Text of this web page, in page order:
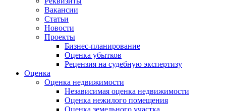
Вакансии
Статьи
Новости
Проекты
Бизнес-планирование
Оценка убытков
Рецензия на судебную экспертизу
Оценка
Оценка недвижимости
Независимая оценка недвижимости
Оценка нежилого помещения
Оценка земельного участка